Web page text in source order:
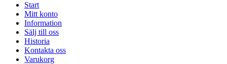
Start
Mitt konto
Information
Sälj till oss
Historia
Kontakta oss
Varukorg